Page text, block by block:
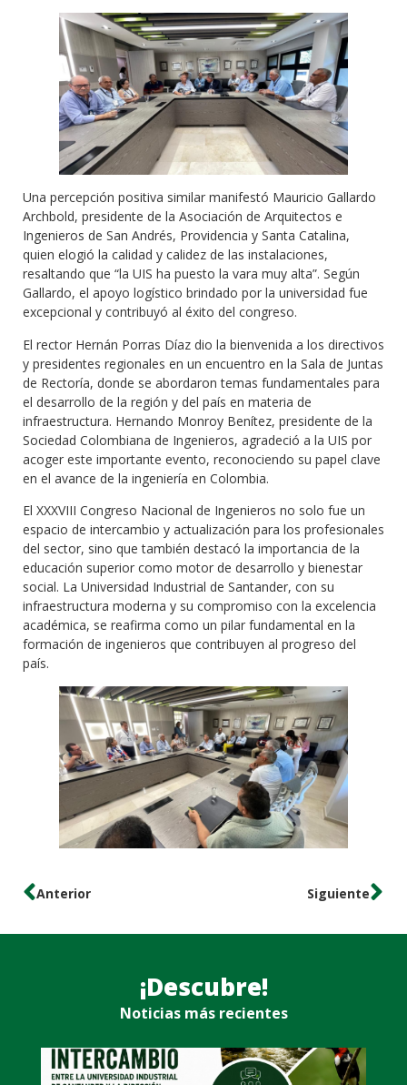
Una percepción positiva similar manifestó Mauricio Gallardo
Archbold, presidente de la Asociación de Arquitectos e
Ingenieros de San Andrés, Providencia y Santa Catalina,
quien elogió la calidad y calidez de las instalaciones,
resaltando que “la UIS ha puesto la vara muy alta”. Según
Gallardo, el apoyo logístico brindado por la universidad fue
excepcional y contribuyó al éxito del congreso.
El rector Hernán Porras Díaz dio la bienvenida a los directivos
y presidentes regionales en un encuentro en la Sala de Juntas
de Rectoría, donde se abordaron temas fundamentales para
el desarrollo de la región y del país en materia de
infraestructura. Hernando Monroy Benítez, presidente de la
Sociedad Colombiana de Ingenieros, agradeció a la UIS por
acoger este importante evento, reconociendo su papel clave
en el avance de la ingeniería en Colombia.
El XXXVIII Congreso Nacional de Ingenieros no solo fue un
espacio de intercambio y actualización para los profesionales
del sector, sino que también destacó la importancia de la
educación superior como motor de desarrollo y bienestar
social. La Universidad Industrial de Santander, con su
infraestructura moderna y su compromiso con la excelencia
académica, se reafirma como un pilar fundamental en la
formación de ingenieros que contribuyen al progreso del
país.
Anterior Siguiente
¡Descubre!
Noticias más recientes